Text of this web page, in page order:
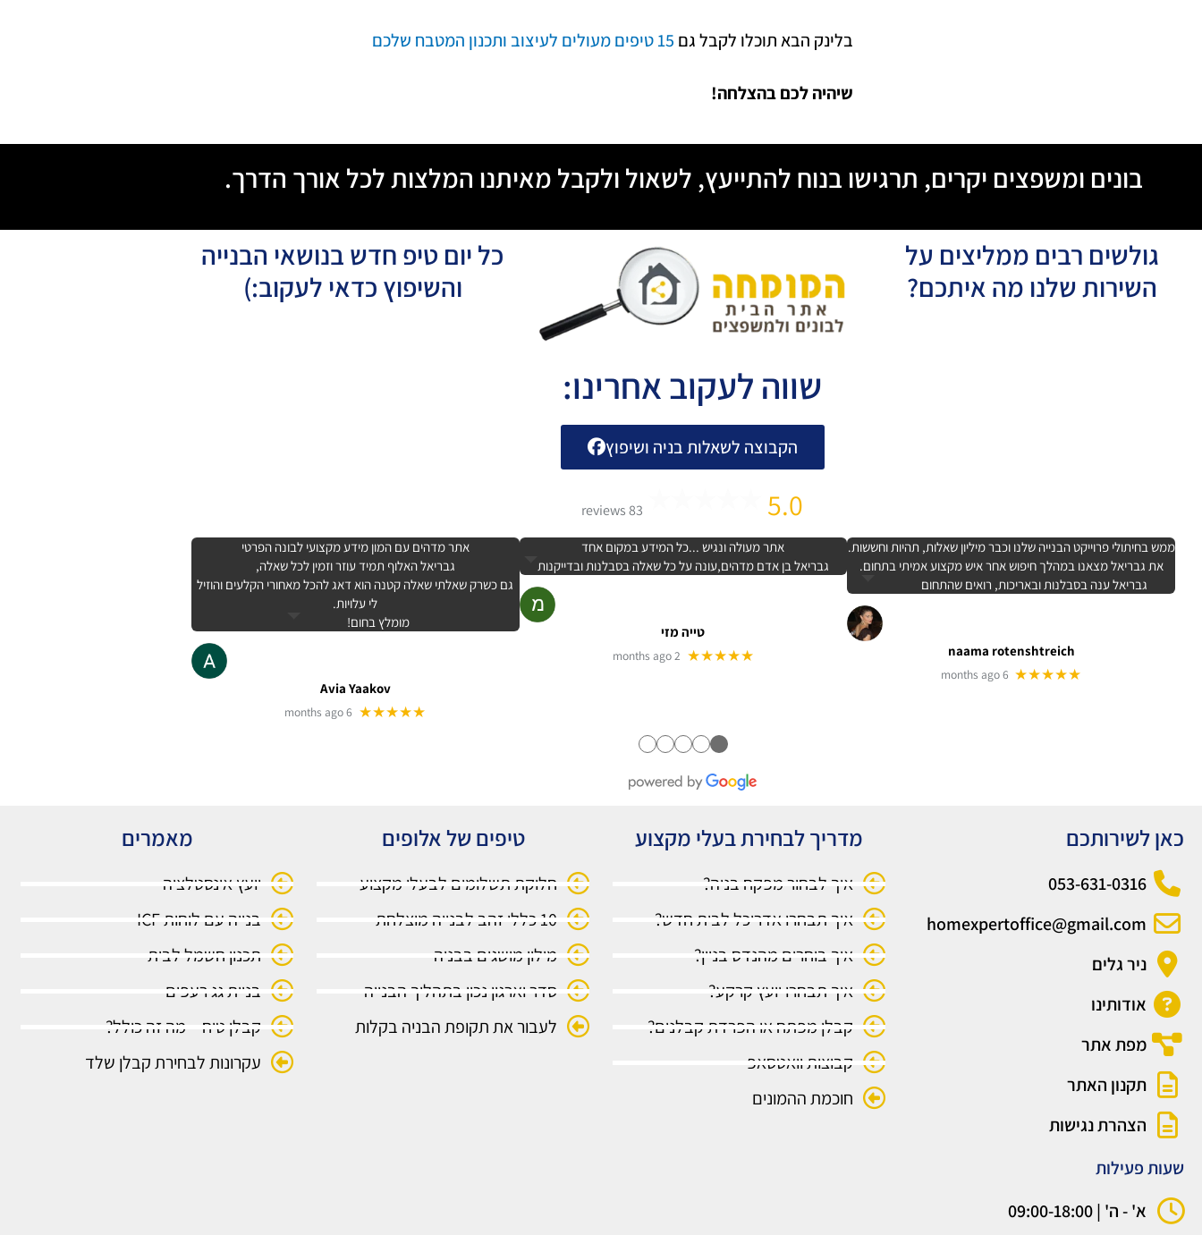
בלינק הבא תוכלו לקבל גם 15 טיפים מעולים לעיצוב ותכנון המטבח שלכם
שיהיה לכם בהצלחה!
בונים ומשפצים יקרים, תרגישו בנוח להתייעץ, לשאול ולקבל מאיתנו המלצות לכל אורך הדרך.
גולשים רבים ממליצים על
השירות שלנו מה איתכם?
שווה לעקוב אחרינו:
הקבוצה לשאלות בניה ושיפוץ
כל יום טיפ חדש בנושאי הבנייה
והשיפוץ כדאי לעקוב:)
5.0
83 reviews
ממש בחיתולי פרוייקט הבנייה שלנו וכבר מיליון שאלות, תהיות וחששות.
את גבריאל מצאנו במהלך חיפוש אחר איש מקצוע אמיתי בתחום.
גבריאל ענה בסבלנות ובאריכות, רואים שהתחום
naama rotenshtreich
★★★★★
6 months ago
אתר מעולה ונגיש ...כל המידע במקום אחד
גבריאל בן אדם מדהים,עונה על כל שאלה בסבלנות ובדייקנות
טייה מזי
★★★★★
2 months ago
אתר מדהים עם המון מידע מקצועי לבונה הפרטי
גבריאל האלוף תמיד עוזר וזמין לכל שאלה,
גם כשרק שאלתי שאלה קטנה הוא דאג להכל מאחורי הקלעים והוזיל
לי עלויות.
מומלץ בחום!
Avia Yaakov
★★★★★
6 months ago
●
●
●
●
●
כאן לשירותכם
053-631-0316
homexpertoffice@gmail.com
ניר גלים
אודותינו
מפת אתר
תקנון האתר
הצהרת נגישות
שעות פעילות
א' - ה' | 09:00-18:00
מדריך לבחירת בעלי מקצוע
איך לבחור מפקח בניה?
איך תבחרו אדריכל לבית חדש?
איך בוחרים מהנדס בניין?
איך תבחרו יועץ קרקע?
קבלן מפתח או הפרדת קבלנים?
קבוצות וואטסאפ
חוכמת ההמונים
טיפים של אלופים
חלוקת תשלומים לבעלי מקצוע
10 כללי זהב לבנייה מוצלחת
מילון מושגים בבניה
סדר וארגון נכון בתהליך הבנייה
לעבור את תקופת הבניה בקלות
מאמרים
יועץ אינסטלציה
בנייה עם לוחות ICF
תכנון חשמל לבית
בניית גג רעפים
קבלן טיח – מה זה כולל?
עקרונות לבחירת קבלן שלד